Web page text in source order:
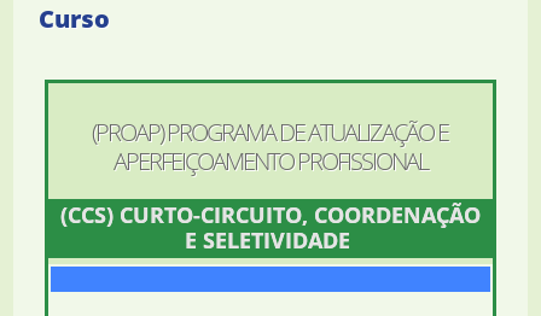
Curso
(PROAP) PROGRAMA DE ATUALIZAÇÃO E
APERFEIÇOAMENTO PROFISSIONAL
(CCS) CURTO-CIRCUITO, COORDENAÇÃO
E SELETIVIDADE